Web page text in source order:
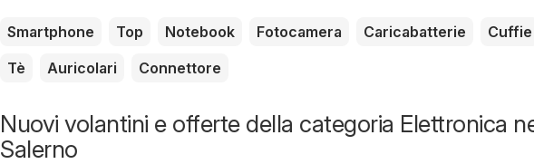
Smartphone Top Notebook Fotocamera Caricabatterie
Cuffie
Tè
Auricolari Connettore
Nuovi volantini e offerte della categoria Elettronica
Salerno